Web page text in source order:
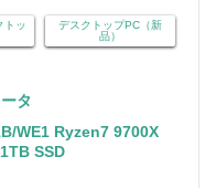
トッ
デスクトップPC（新
品）
タ
WE1 Ryzen7 9700X
SSD